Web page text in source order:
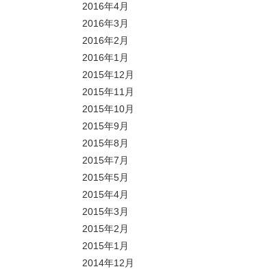
2016年4月
2016年3月
2016年2月
2016年1月
2015年12月
2015年11月
2015年10月
2015年9月
2015年8月
2015年7月
2015年5月
2015年4月
2015年3月
2015年2月
2015年1月
2014年12月